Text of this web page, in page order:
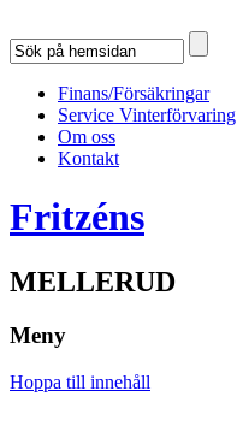
Finans/Försäkringar
Service Vinterförvaring
Om oss
Kontakt
Fritzéns
MELLERUD
Meny
Hoppa till innehåll